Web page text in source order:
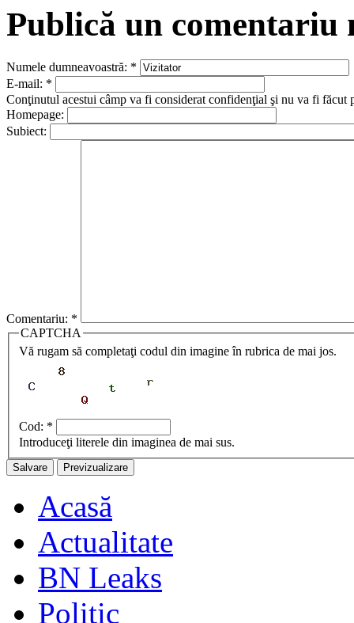
Publică un comentariu
Numele dumneavoastră: *
E-mail: *
Conţinutul acestui câmp va fi considerat confidenţial şi nu va fi făcut
Homepage:
Subiect:
Comentariu: *
CAPTCHA
Vă rugam să completaţi codul din imagine în rubrica de mai jos.
Cod: *
Introduceţi literele din imaginea de mai sus.
Acasă
Actualitate
BN Leaks
Politic